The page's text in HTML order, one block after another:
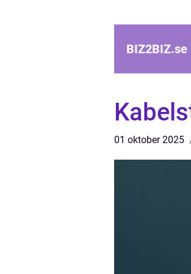
BIZ2BIZ.se
01 oktober 2025